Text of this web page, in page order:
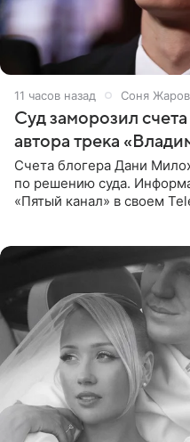
11 часов назад Соня
Суд заморозил
автора трека
Счета блогера Дани
по решению суда.
«Пятый канал» в своем